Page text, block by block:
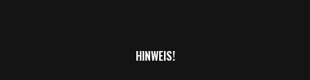
HINWEIS!